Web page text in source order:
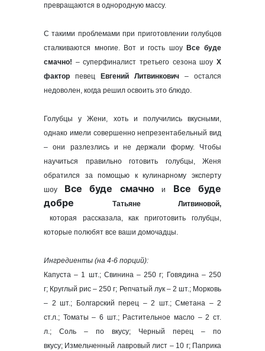
превращаются в однородную массу.
С такими проблемами при приготовлении голубцов
сталкиваются многие. Вот и гость шоу Все буде
смачно! – суперфиналист третьего сезона шоу Х
фактор певец Евгений Литвинкович – остался
недоволен, когда решил освоить это блюдо.
Голубцы у Жени, хоть и получились вкусными,
однако имели совершенно непрезентабельный вид
– они разлезлись и не держали форму. Чтобы
научиться правильно готовить голубцы, Женя
обратился за помощью к кулинарному эксперту
шоу
Все буде смачно и
Все буде
добре
Татьяне Литвиновой,
которая
рассказала, как приготовить голубцы,
которые полюбят все ваши домочадцы.
Ингредиенты (на 4-6 порций):
Капуста – 1 шт.; Свинина – 250 г; Говядина – 250
г; Круглый рис – 250 г; Репчатый лук – 2 шт.; Морковь
– 2 шт.; Болгарский перец – 2 шт.; Сметана – 2
ст.л.; Томаты – 6 шт.; Растительное масло – 2 ст.
л.; Соль – по вкусу; Черный перец – по
вкусу; Измельченный лавровый лист – 10 г; Паприка